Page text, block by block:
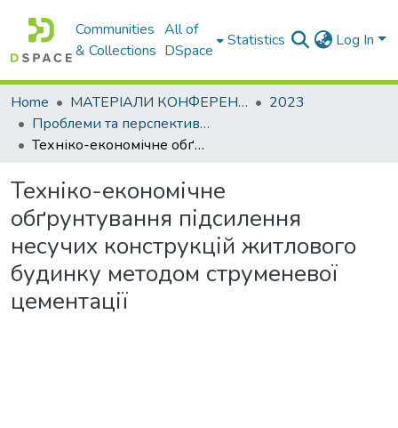
Communities
& Collections
All of
DSpace
Statistics Log In
Home МАТЕРІАЛИ КОНФЕРЕНЦІЙ
2023
Проблеми та перспективи розвитку підприємництва
Техніко-економічне обґрунтування підсилення несучих конструкцій житлового будинку методом струменевої цементації
Техніко-економічне
обґрунтування підсилення
несучих конструкцій житлового
будинку методом струменевої
цементації